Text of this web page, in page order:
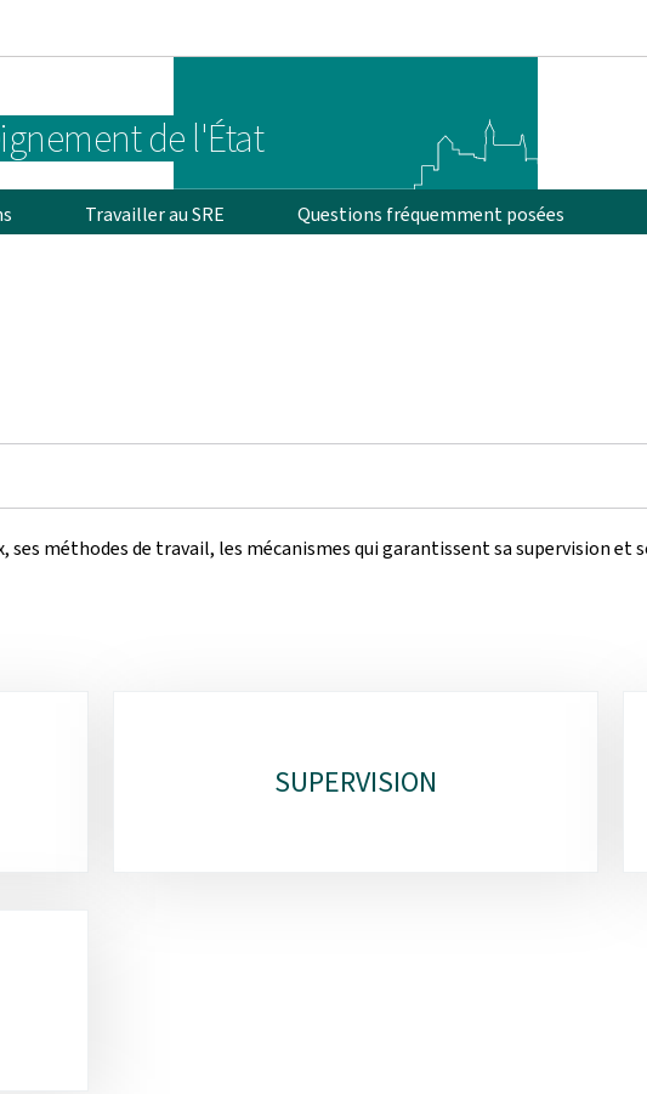
de l'État
Travailler au SRE
Questions fréquemment posées
ses méthodes de travail, les mécanismes qui garantissent sa supervision et
SUPERVISION